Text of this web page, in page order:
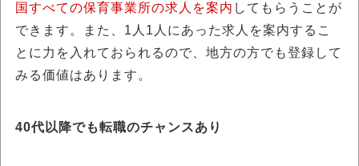
国すべての保育事業所の求人を案内 してもらうことが
できます。また、1人1人にあった求人を案内するこ
とに力を入れておられるので、地方の方でも登録して
みる価値はあります。
40代以降でも転職のチャンスあり